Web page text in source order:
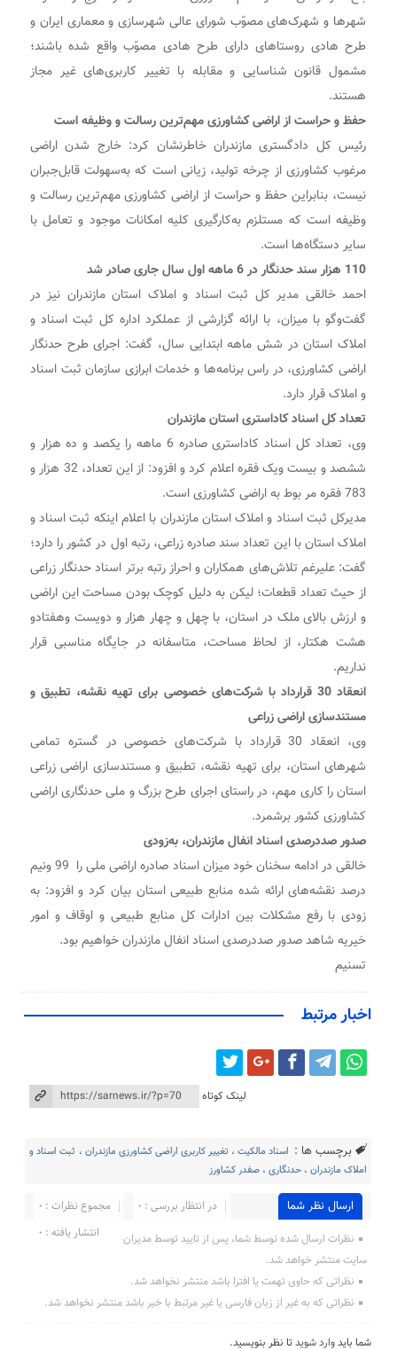
شهر‌ها و شهرک‌های مصوّب شورای عالی شهرسازی و معماری ایران و
طرح هادی روستا‌های دارای طرح هادی مصوّب واقع شده باشند؛
مشمول قانون شناسایی و مقابله با تغییر کاربری‌های غیر مجاز
هستند.
حفظ و حراست از اراضی کشاورزی مهم‌ترین رسالت و وظیفه است
رئیس کل دادگستری مازندران خاطرنشان کرد: خارج شدن اراضی
مرغوب کشاورزی از چرخه تولید، زیانی است که به‌سهولت قابل‌جبران
نیست، بنابراین حفظ و حراست از اراضی کشاورزی مهم‌ترین رسالت و
وظیفه است که مستلزم به‌کارگیری کلیه امکانات موجود و تعامل با
سایر دستگاه‌ها است.
110 هزار سند حدنگار در 6 ماهه اول سال جاری صادر شد
احمد خالقی مدیر کل ثبت اسناد و املاک استان مازندران نیز در
گفت‌وگو با میزان، با ارائه گزارشی از عملکرد اداره کل ثبت اسناد و
املاک استان در شش ماهه ابتدایی سال، گفت: اجرای طرح حدنگار
اراضی کشاورزی، در راس برنامه‌ها و خدمات ابرازی سازمان ثبت اسناد
و املاک قرار دارد.
تعداد کل اسناد کاداستری استان مازندران
وی، تعداد کل اسناد کاداستری صادره 6 ماهه را یکصد و ده هزار و
ششصد و بیست ویک فقره اعلام کرد و افزود: از این تعداد، 32 هزار و
783 فقره مر بوط به اراضی کشاورزی است.
مدیرکل ثبت اسناد و املاک استان مازندران با اعلام اینکه ثبت اسناد و
املاک استان با این تعداد سند صادره زراعی، رتبه اول در کشور را دارد؛
گفت: علیرغم تلاش‌های همکاران و احراز رتبه برتر اسناد حدنگار زراعی
از حیث تعداد قطعات؛ لیکن به دلیل کوچک بودن مساحت این اراضی
و ارزش بالای ملک در استان، با چهل و چهار هزار و دویست وهفتادو
هشت هکتار، از لحاظ مساحت، متاسفانه در جایگاه مناسبی قرار
نداریم.
انعقاد 30 قرارداد با شرکت‌های خصوصی برای تهیه نقشه، تطبیق و
مستندسازی اراضی زراعی
وی، انعقاد 30 قرارداد با شرکت‌های خصوصی در گستره تمامی
شهر‌های استان، برای تهیه نقشه، تطبیق و مستندسازی اراضی زراعی
استان را کاری مهم، در راستای اجرای طرح بزرگ و ملی حدنگاری اراضی
کشاورزی کشور برشمرد.
صدور صددرصدی اسناد انفال مازندران، به‌زودی
خالقی در ادامه سخنان خود میزان اسناد صادره اراضی ملی را 99 ونیم
درصد نقشه‌های ارائه شده منابع طبیعی استان بیان کرد و افزود: به
زودی با رفع مشکلات بین ادارات کل منابع طبیعی و اوقاف و امور
خیریه شاهد صدور صددرصدی اسناد انفال مازندران خواهیم بود.
تسنیم
اخبار مرتبط
لینک کوتاه
برچسب ها : اسناد مالکیت، تغییر کاربری اراضی کشاورزی مازندران ، ثبت اسناد و
املاک مازندران ،حدنگاری ،صفدر کشاورز
ارسال نظر شما مجموع نظرات : 0
در انتظار بررسی : 0
انتشار یافته : 0
نظرات ارسال شده توسط شما، پس از تایید توسط مدیران
سایت منتشر خواهد شد.
نظراتی که حاوی تهمت یا افترا باشد منتشر نخواهد شد.
نظراتی که به غیر از زبان فارسی یا غیر مرتبط با خبر باشد منتشر نخواهد شد.
شما بایدوارد شویدتا نظر بنویسید.